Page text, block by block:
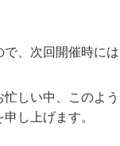
、次回開催時に
しい中、このよ
し上げます。